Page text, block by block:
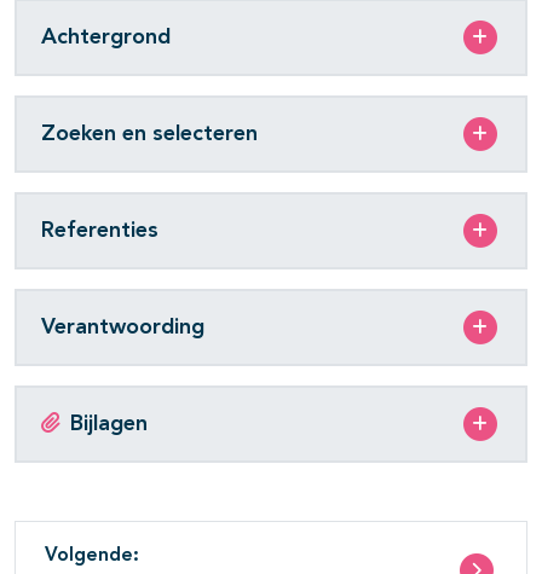
Achtergrond
Zoeken en selecteren
Referenties
Verantwoording
Bijlagen
Volgende: